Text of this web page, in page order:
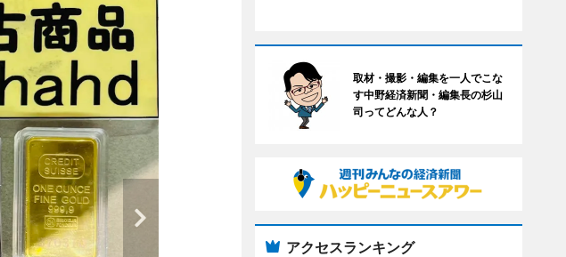
取材・撮影・編集を一人でこな
す中野経済新聞・編集長の杉山
司ってどんな人？
アクセスランキング